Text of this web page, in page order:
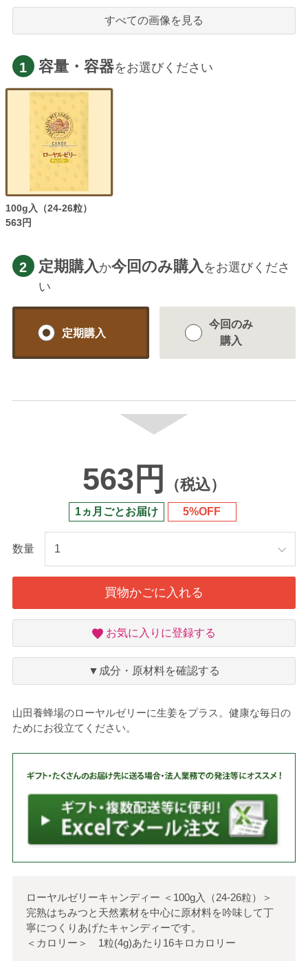
すべての画像を見る
1 容量・容器をお選びください
100g入（24-26粒）
563円
2 定期購入 か今回のみ購入 をお選びくださ
い
定期購入
今回のみ
購入
563円 （税込）
1ヵ月ごとお届け 5%OFF
数量
買物かごに入れる
お
入
り
お気に入りに登録する
▼成分・原材料を確認する
山田養蜂場のローヤルゼリーに生姜をプラス。健康な毎日の
ためにお役立てください。
ローヤルゼリーキャンディー ＜ 100g入（24-26粒）
＞
完熟はちみつと天然素材を中心に原材料を吟味して丁
寧につくりあげたキャンディーです。
＜カロリー＞ 1粒(4g)あたり16キロカロリー